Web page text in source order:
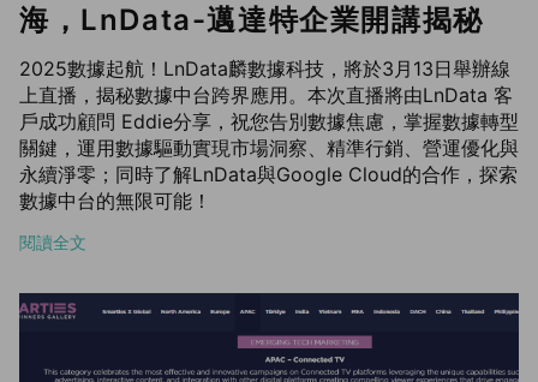
海，LnData-邁達特企業開講揭秘
2025數據起航！LnData麟數據科技，將於3月13日舉辦線
上直播，揭秘數據中台跨界應用。本次直播將由LnData 客
戶成功顧問 Eddie分享，祝您告別數據焦慮，掌握數據轉型
關鍵，運用數據驅動實現市場洞察、精準行銷、營運優化與
永續淨零；同時了解LnData與Google Cloud的合作，探索
數據中台的無限可能！
閱讀全文